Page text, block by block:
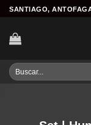
Skip
content
SANTIAGO,
Buscar
por: